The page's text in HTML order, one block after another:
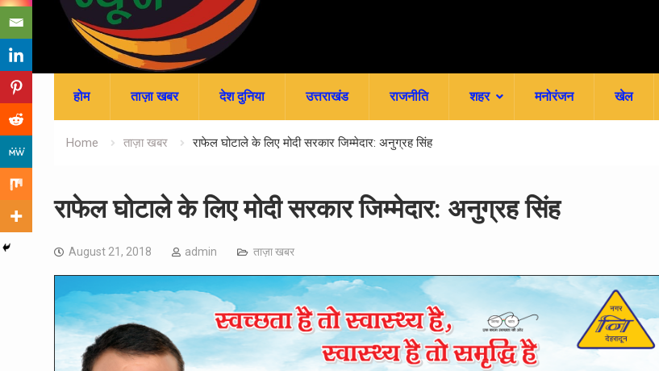
होम ताज़ा खबर देश दुनिया उत्तराखंड राजनीति शहर मनोरंजन खेल
Home ताज़ा खबर राफेल घोटाले के लिए मोदी सरकार जिम्मेदार: अनुग्रह सिंह
राफेल घोटाले के लिए मोदी सरकार जिम्मेदार: अनुग्रह सिंह
August 21, 2018 admin ताज़ा खबर